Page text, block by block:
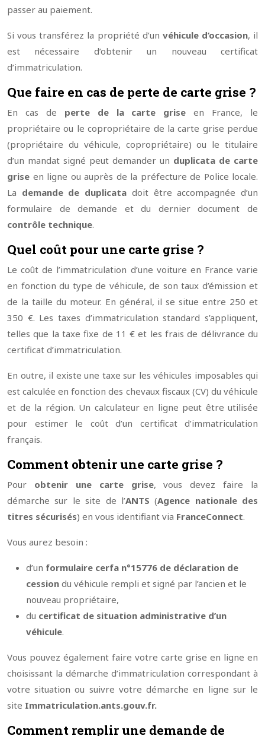
passer au paiement.
Si vous transférez la propriété d’un véhicule d’occasion, il
est nécessaire d’obtenir un nouveau certificat
d’immatriculation.
Que faire en cas de perte de carte grise ?
En cas de perte de la carte grise en France, le
propriétaire ou le copropriétaire de la carte grise perdue
(propriétaire du véhicule, copropriétaire) ou le titulaire
d’un mandat signé peut demander un duplicata de carte
grise en ligne ou auprès de la préfecture de Police locale.
La demande de duplicata doit être accompagnée d’un
formulaire de demande et du dernier document de
contrôle technique.
Quel coût pour une carte grise ?
Le coût de l’immatriculation d’une voiture en France varie
en fonction du type de véhicule, de son taux d’émission et
de la taille du moteur. En général, il se situe entre 250 et
350 €. Les taxes d’immatriculation standard s’appliquent,
telles que la taxe fixe de 11 € et les frais de délivrance du
certificat d’immatriculation.
En outre, il existe une taxe sur les véhicules imposables qui
est calculée en fonction des chevaux fiscaux (CV) du véhicule
et de la région. Un calculateur en ligne peut être utilisée
pour estimer le coût d’un certificat d’immatriculation
français.
Comment obtenir une carte grise ?
Pour obtenir une carte grise, vous devez faire la
démarche sur le site de l’ANTS (Agence nationale des
titres sécurisés) en vous identifiant via FranceConnect.
Vous aurez besoin :
d’un formulaire cerfa n°15776 de déclaration de
cession du véhicule rempli et signé par l’ancien et le
nouveau propriétaire,
du certificat de situation administrative d’un
véhicule.
Vous pouvez également faire votre carte grise en ligne en
choisissant la démarche d’immatriculation correspondant à
votre situation ou suivre votre démarche en ligne sur le
site Immatriculation.ants.gouv.fr.
Comment remplir une demande de